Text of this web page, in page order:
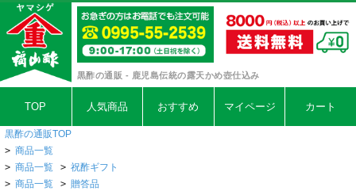
黒酢の通販 - 鹿児島伝統の露天かめ壺仕込み
TOP 人気商品 おすすめ マイページ カート
黒酢の通販TOP
> 商品一覧
> 商品一覧 > 祝酢ギフト
> 商品一覧 > 贈答品